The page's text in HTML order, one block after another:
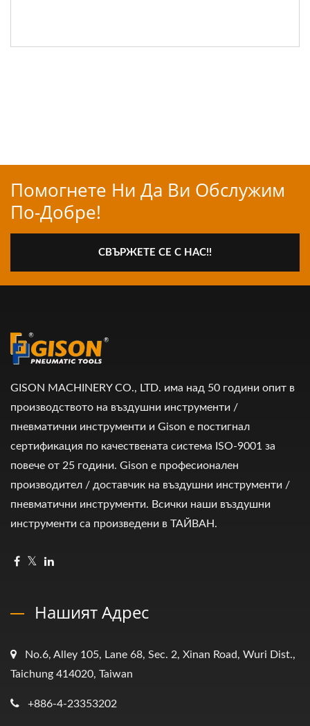
Помогнете Ни Да Ви Обслужим
По-Добре!
СВЪРЖЕТЕ СЕ С НАС!!
GISON MACHINERY CO., LTD. има над 50 години опит в
производството на въздушни инструменти /
пневматични инструменти и Gison е постигнал
сертификация по качествената система ISO-9001 за
повече от 25 години. Gison е професионален
производител / доставчик на въздушни инструменти /
пневматични инструменти. Всички наши въздушни
инструменти са произведени в ТАЙВАН.
Нашият Адрес
No.6, Alley 105, Lane 68, Sec. 2, Xinan Road, Wuri Dist.,
Taichung 414020, Taiwan
+886-4-23353202